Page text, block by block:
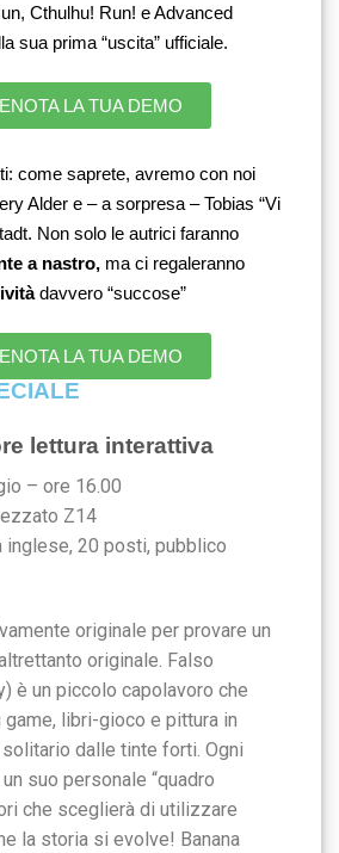
Cthulhu! Run! e Advanced
sua prima “uscita” ufficiale.
LA TUA DEMO
come saprete, avremo con noi
Alder e – a sorpresa – Tobias “Vi
a nastro, ma ci regaleranno
davvero “succose”
LA TUA DEMO
lettura interattiva
– ore 16.00
Z14
inglese, 20 posti, pubblico
originale per provare un
originale. Falso
è un piccolo capolavoro che
game, libri-gioco e pittura in
solitario dalle tinte forti. Ogni
suo personale “quadro
che sceglierà di utilizzare
la storia si evolve! Banana